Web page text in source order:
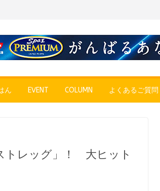
ん EVENT COLUMN よくあるご質問
トレッグ」！ 大ヒット